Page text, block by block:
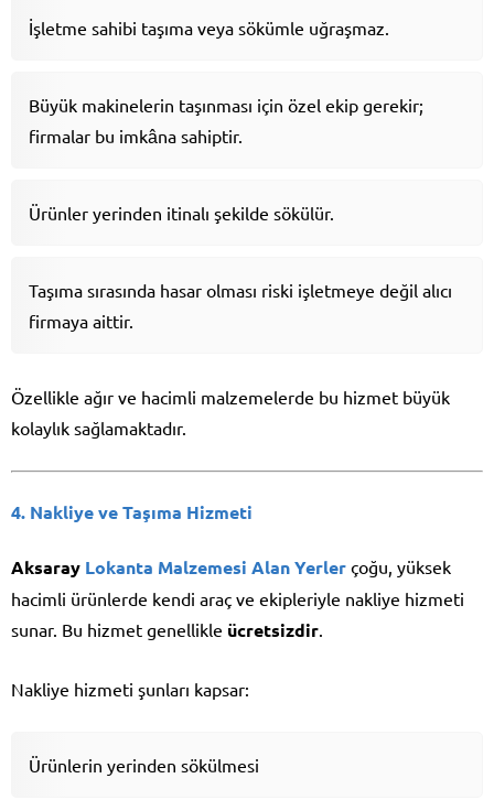
İşletme sahibi taşıma veya sökümle uğraşmaz.
Büyük makinelerin taşınması için özel ekip gerekir;
firmalar bu imkâna sahiptir.
Ürünler yerinden itinalı şekilde sökülür.
Taşıma sırasında hasar olması riski işletmeye değil alıcı
firmaya aittir.
Özellikle ağır ve hacimli malzemelerde bu hizmet büyük
kolaylık sağlamaktadır.
4. Nakliye ve Taşıma Hizmeti
Aksaray Lokanta Malzemesi Alan Yerler çoğu, yüksek
hacimli ürünlerde kendi araç ve ekipleriyle nakliye hizmeti
sunar. Bu hizmet genellikle ücretsizdir.
Nakliye hizmeti şunları kapsar:
Ürünlerin yerinden sökülmesi